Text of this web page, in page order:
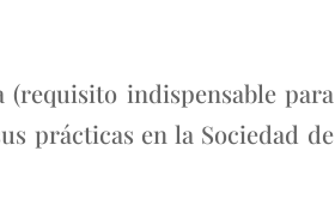
indispensable para
prácticas en la Sociedad de